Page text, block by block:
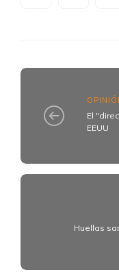
El
EEUU
Huellas